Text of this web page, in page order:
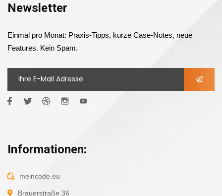
Newsletter
Einmal pro Monat: Praxis-Tipps, kurze Case-Notes, neue
Features. Kein Spam.
Informationen:
meincode.eu
Brauerstraße 36